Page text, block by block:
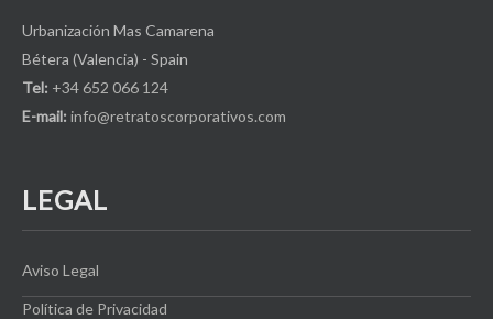
Urbanización Mas Camarena
Bétera (Valencia) - Spain
Tel: +34 652 066 124
E-mail: info@retratoscorporativos.com
LEGAL
Aviso Legal
Política de Privacidad